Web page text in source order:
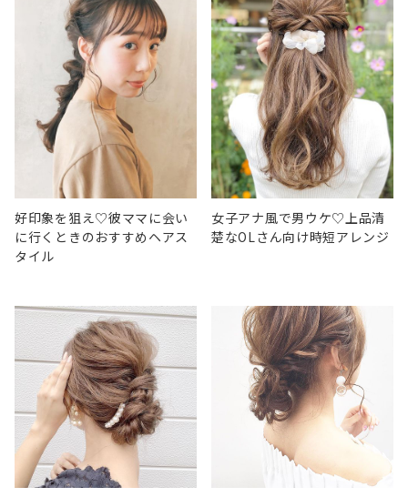
好印象を狙え♡彼ママに会い
に行くときのおすすめヘアス
タイル
女子アナ風で男ウケ♡上品清
楚なOLさん向け時短アレンジ